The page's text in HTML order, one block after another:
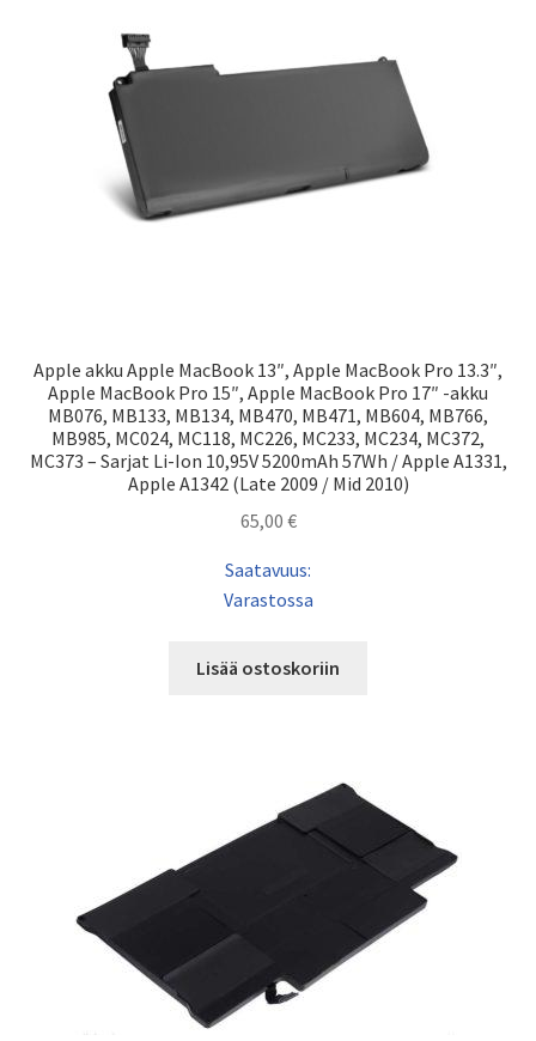
Apple akku Apple MacBook 13″, Apple MacBook Pro 13.3″,
Apple MacBook Pro 15″, Apple MacBook Pro 17″ -akku
MB076, MB133, MB134, MB470, MB471, MB604, MB766,
MB985, MC024, MC118, MC226, MC233, MC234, MC372,
MC373 – Sarjat Li-Ion 10,95V 5200mAh 57Wh / Apple A1331,
Apple A1342 (Late 2009 / Mid 2010)
65,00 €
Saatavuus:
Varastossa
Lisää ostoskoriin